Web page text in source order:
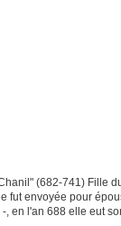
(682-741) Fille
fut envoyée pour
en l'an 688 elle eut